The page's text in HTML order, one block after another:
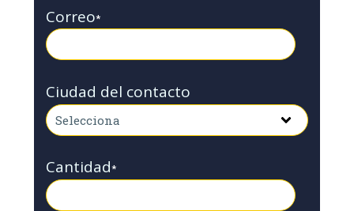
Correo*
Ciudad del contacto
Cantidad*